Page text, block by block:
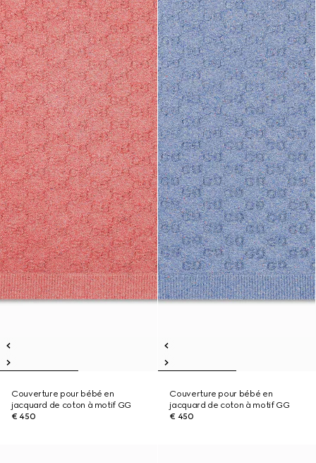
Couverture pour bébé en
jacquard de coton à motif GG
€ 450
Couverture pour bébé en
jacquard de coton à motif GG
€ 450